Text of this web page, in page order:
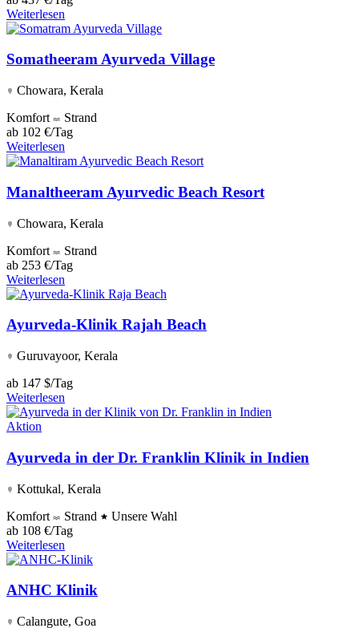
Weiterlesen
Somatheeram Ayurveda Village
Chowara, Kerala
Komfort
Strand
ab 102 €/Tag
Weiterlesen
Manaltheeram Ayurvedic Beach Resort
Chowara, Kerala
Komfort
Strand
ab 253 €/Tag
Weiterlesen
Ayurveda-Klinik Rajah Beach
Guruvayoor, Kerala
ab 147 $/Tag
Weiterlesen
Aktion
Ayurveda in der Dr. Franklin Klinik in Indien
Kottukal, Kerala
Komfort
Strand
Unsere Wahl
ab 108 €/Tag
Weiterlesen
ANHC Klinik
Calangute, Goa